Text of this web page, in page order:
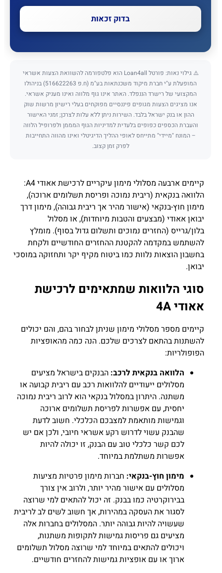
בדוק זכאות
⚠️ גילוי נאות: פורטל Loan4all הוא פלטפורמה להשוואת הצעות אשראי
המופעלת ע"י חברת מיקוד משכנתאות בע"מ (ח.פ 516622263) בניהולו
המקצועי של רישרד הננפלד. האתר אינו גוף מלווה ואינו מעניק אשראי.
אנו מציגים הצעות מגופים פיננסיים מפוקחים בעלי רישיון מרשות שוק
ההון או בנק ישראל בלבד. השירות ניתן ללא עלות לצרכן; זמני האישור
והעברת הכספים כפופים בלעדית למדיניות הגוף המממן ולפרופיל הלווה
– המונח "מיידי" מתייחס לאופי ההליך הדיגיטלי ואינו מהווה התחייבות
לפרק זמן קצוב.
קיימים ארבעה מסלולי מימון עיקריים לרכישת אאודי A4:
הלוואה בנקאית (ריבית נמוכה ופריסת תשלומים ארוכה),
מימון חוץ-בנקאי (אישור מהיר אך ריבית גבוהה), מימון דרך
יבואן אאודי (מבצעים והטבות מיוחדות), או מסלול
בלון/גרייס (החזרים נמוכים ותשלום גדול בסוף). מומלץ
להשתמש במקדמה להקטנת ההחזרים החודשיים ולקחת
בחשבון הוצאות נלוות כמו ביטוח מקיף יקר ותחזוקה במוסכי
יבואן.
סוגי הלוואות שמתאימים לרכישת
אאודי 4A
קיימים מספר מסלולי מימון שניתן לבחור בהם, והם יכולים
להשתנות בהתאם לצרכים שלכם. הנה כמה מהאופציות
הפופולריות:
הלוואה בנקאית לרכב: הבנקים בישראל מציעים
מסלולים ייעודיים להלוואות רכב עם ריבית קבועה או
משתנה. היתרון במסלול בנקאי הוא לרוב ריבית נמוכה
יחסית, עם אפשרות לפריסת תשלומים ארוכה
וגמישות מותאמת למצבכם הכלכלי. חשוב לדעת
שהבנק עשוי לדרוש רקע אשראי חיובי, ולכן אם יש
לכם קשר כלכלי טוב עם הבנק, זו יכולה להיות
אפשרות משתלמת במיוחד.
מימון חוץ-בנקאי: חברות מימון פרטיות מציעות
מסלולים עם אישור מהיר יותר, ולרוב אין צורך
בבירוקרטיה כמו בבנק. זה יכול להתאים למי שרוצה
לסגור את העסקה במהירות, אך חשוב לשים לב לריבית
שעשויה להיות גבוהה יותר. המסלולים בחברות אלה
מציעים גם פריסות גמישות לתקופות משתנות,
ויכולים להתאים במיוחד למי שרוצה מסלול תשלומים
ארוך או עם אופציות גמישות להחזרים חודשיים.